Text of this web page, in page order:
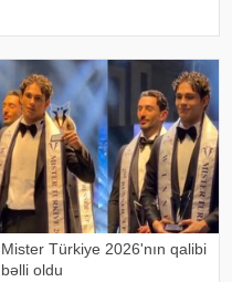
aləmindən tanınmış simala
Mister Türkiye 2026'nın qalibi
bəlli oldu